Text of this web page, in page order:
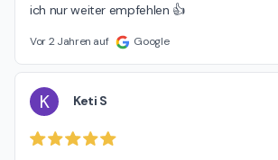
ich nur weiter empfehlen 👍
Vor 2 Jahren auf Google
K Keti S